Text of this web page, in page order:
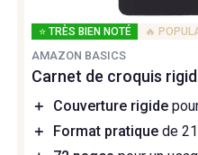
⭐ TRÈS BIEN NOTÉ 🔥
AMAZON BASICS
Carnet de croquis
＋ Couverture rigide
＋
Format pratique de